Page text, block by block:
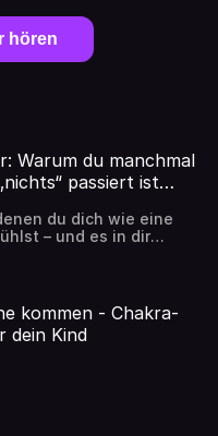
hören
Warum du manchmal
passiert ist…
du dich wie eine
– und es in dir
kommen - Chakra-
dein Kind